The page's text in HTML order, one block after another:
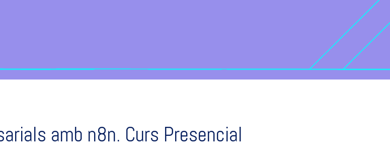
amb n8n. Curs Presencial